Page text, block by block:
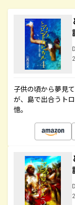
子供の頃から夢見
が、島で出合うト
憶。